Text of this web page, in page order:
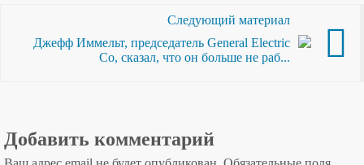
Следующий материал
Джефф Иммельт, председатель General Electric
Co, сказал, что он больше не раб...
Добавить комментарий